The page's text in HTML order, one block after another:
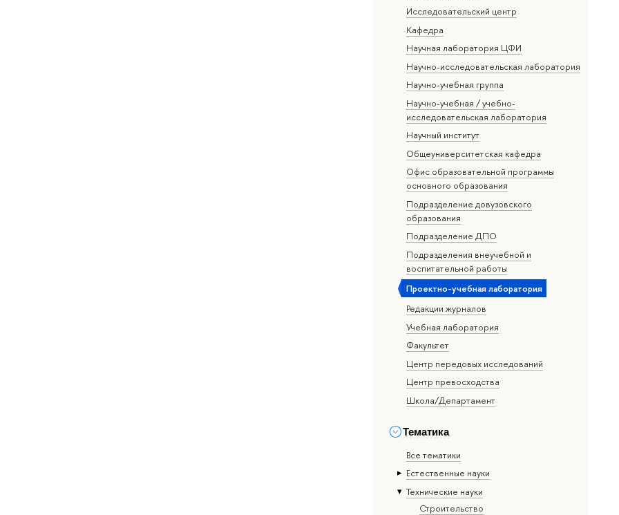
Исследовательский центр
Кафедра
Научная лаборатория ЦФИ
Научно-исследовательская лаборатория
Научно-учебная группа
Научно-учебная / учебно-
исследовательская лаборатория
Научный институт
Общеуниверситетская кафедра
Офис образовательной программы
основного образования
Подразделение довузовского
образования
Подразделение ДПО
Подразделения внеучебной и
воспитательной работы
Проектно-учебная лаборатория
Редакции журналов
Учебная лаборатория
Факультет
Центр передовых исследований
Центр превосходства
Школа/Департамент
Тематика
Все тематики
Естественные науки
Тех­ничес­кие науки
Строительство